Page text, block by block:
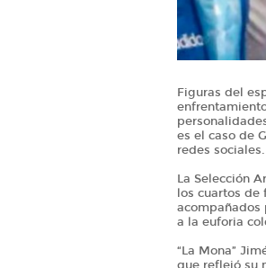
Figuras del
es el caso de
redes sociales.
La Selección
los cuartos de
acompañados
a la euforia
“La Mona”